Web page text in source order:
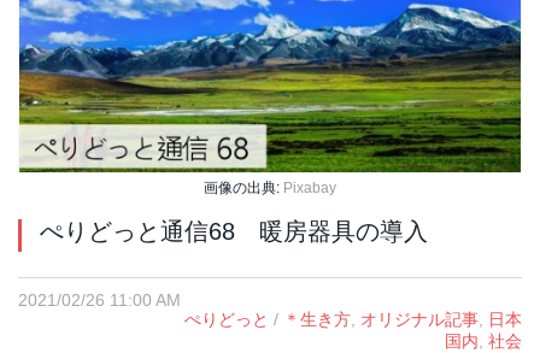
画像の出典: Pixabay
ぺりどっと通信68 暖房器具の導入
2021/02/26 11:00 AM
ぺりどっと / ＊生き方, オリジナル記事, 日本
国内, 社会